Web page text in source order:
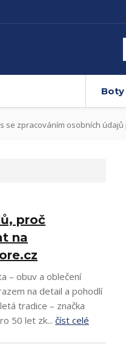
Boty
se zpracováním osobních
proč
na
– obuv a oblečení
na detail a pohodlí
tradice – značka
50 let zk... číst celé